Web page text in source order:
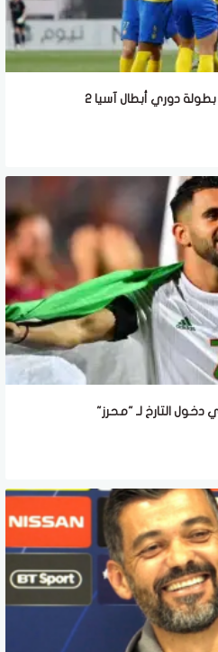
دوري أبطال آسيا 2
التارخ لـ "محرز"